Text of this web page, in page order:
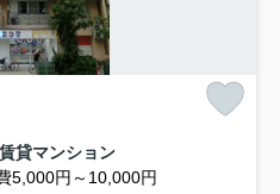
貸マンション
5,000円～10,000円